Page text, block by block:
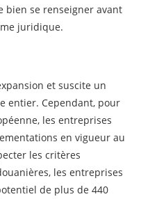
bien se renseigner avant
juridique.
et suscite un
entier. Cependant, pour
les entreprises
en vigueur au
les critères
les entreprises
de plus de 440